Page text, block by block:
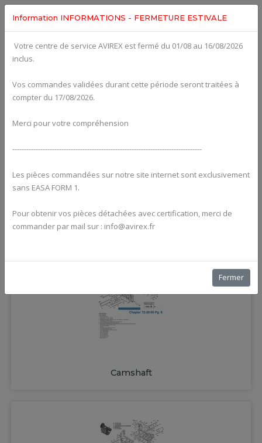
Alternators
Camshaft
Information INFORMATIONS - FERMETURE ESTIVALE
Votre centre de service AVIREX est fermé du 01/08 au 16/08/2026
inclus.
Vos commandes validées durant cette période seront traitées à
compter du 17/08/2026.
Merci pour votre compréhension
---------------------------------------------------------------------------------
Les pièces commandées sur notre site internet sont exclusivement
sans EASA FORM 1.
Pour obtenir vos pièces détachées avec certification, merci de
commander par mail sur : info@avirex.fr
Fermer